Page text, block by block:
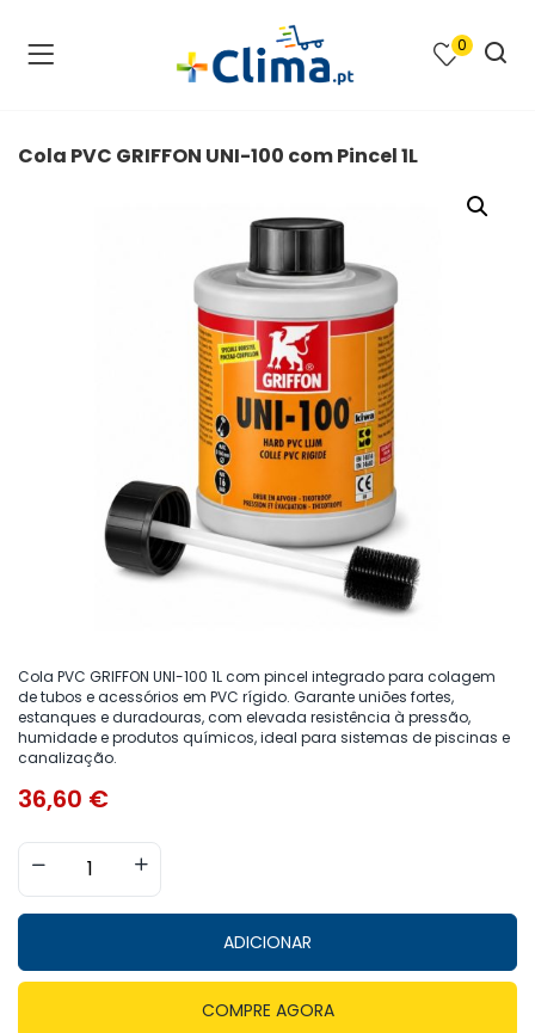
0
Cola PVC GRIFFON UNI-100 com Pincel 1L
Cola PVC GRIFFON UNI-100 1L com pincel integrado para colagem
de tubos e acessórios em PVC rígido. Garante uniões fortes,
estanques e duradouras, com elevada resistência à pressão,
humidade e produtos químicos, ideal para sistemas de piscinas e
canalização.
36,60 €
ADICIONAR
COMPRE AGORA